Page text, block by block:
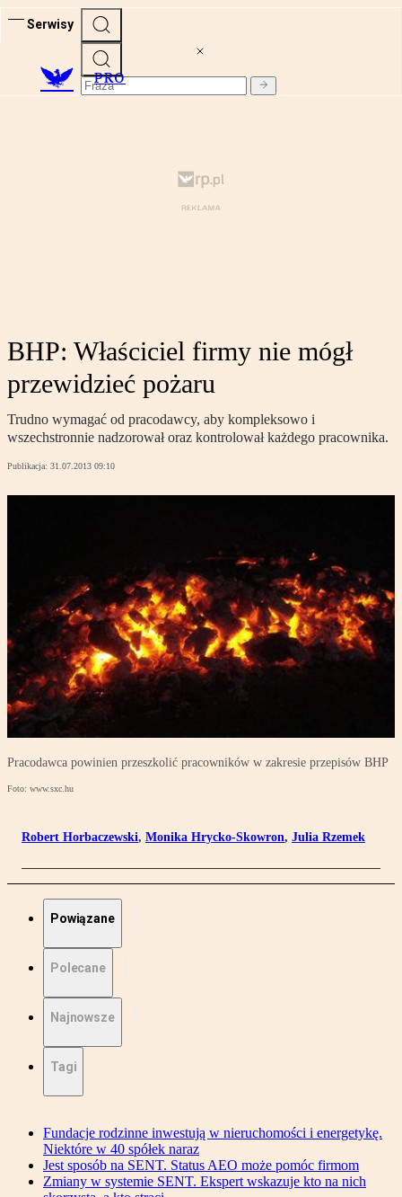
Serwisy
PRO
BHP: Właściciel firmy nie mógł
przewidzieć pożaru
Trudno wymagać od pracodawcy, aby kompleksowo i
wszechstronnie nadzorował oraz kontrolował każdego pracownika.
Publikacja: 31.07.2013 09:10
Pracodawca powinien przeszkolić pracowników w zakresie przepisów BHP
Foto: www.sxc.hu
Robert Horbaczewski, Monika Hrycko-Skowron, Julia Rzemek
Powiązane
Polecane
Najnowsze
Tagi
Fundacje rodzinne inwestują w nieruchomości i energetykę.
Niektóre w 40 spółek naraz
Jest sposób na SENT. Status AEO może pomóc firmom
Zmiany w systemie SENT. Ekspert wskazuje kto na nich